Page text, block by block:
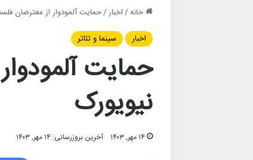
خانه/اخبار/حمایت آلمودوار از معترضان
اخبار
سینما و تئاتر
حمایت
نیویورک
۱۴ مهر, ۱۴۰۳ آخرین بروزرسانی: ۱۴ مهر, ۱۴۰۳